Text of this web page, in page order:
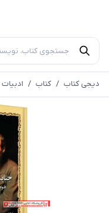
دیجی کتاب / کتاب / ادبیات